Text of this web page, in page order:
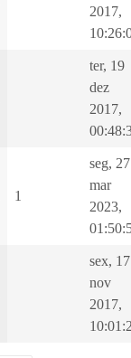
2017,
ter, 19
dez
2017,
1
seg, 27
mar
2023,
sex, 17
nov
2017,